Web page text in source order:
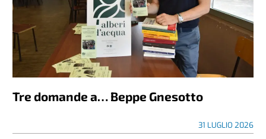
Tre domande a… Beppe Gnesotto
31 LUGLIO 2026